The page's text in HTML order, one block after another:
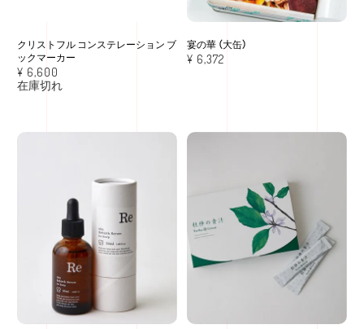
クリストフル コンステレーション ブ
ックマーカー
¥ 6,600
在庫切れ
宴の華 （大缶）
¥ 6,372